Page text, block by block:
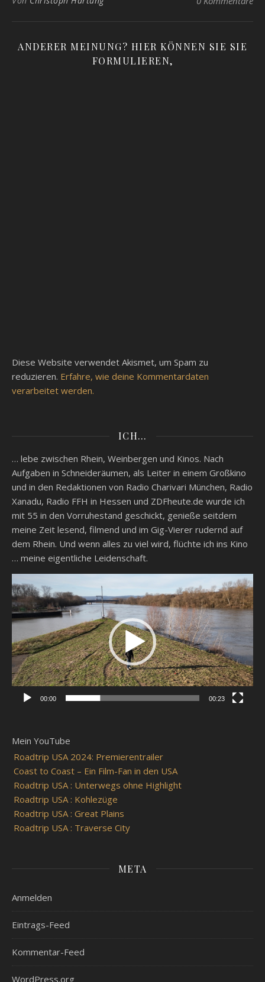
ANDERER MEINUNG? HIER KÖNNEN SIE SIE
FORMULIEREN,
Diese Website verwendet Akismet, um Spam zu
reduzieren. Erfahre, wie deine Kommentardaten
verarbeitet werden.
ICH…
… lebe zwischen Rhein, Weinbergen und Kinos. Nach
Aufgaben in Schneideräumen, als Leiter in einem Großkino
und in den Redaktionen von Radio Charivari München, Radio
Xanadu, Radio FFH in Hessen und ZDFheute.de wurde ich
mit 55 in den Vorruhestand geschickt, genieße seitdem
meine Zeit lesend, filmend und im Gig-Vierer rudernd auf
dem Rhein. Und wenn alles zu viel wird, flüchte ich ins Kino
… meine eigentliche Leidenschaft.
Video-
Player
00:00 00:23
Mein YouTube
Roadtrip USA 2024: Premierentrailer
Coast to Coast – Ein Film-Fan in den USA
Roadtrip USA : Unterwegs ohne Highlight
Roadtrip USA : Kohlezüge
Roadtrip USA : Great Plains
Roadtrip USA : Traverse City
META
Anmelden
Eintrags-Feed
Kommentar-Feed
WordPress.org